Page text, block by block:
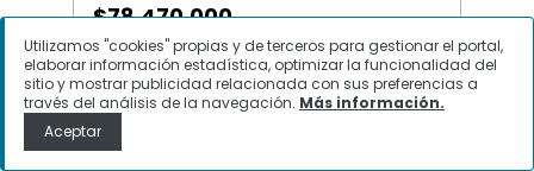
$78.470.000
Oficina en Arriendo, Santa Barbara,
Bogotá D.C.
Utilizamos "cookies" propias y de terceros para gestionar el portal,
elaborar información estadística, optimizar la funcionalidad del
sitio y mostrar publicidad relacionada con sus preferencias a
través del análisis de la navegación. Más información.
Aceptar